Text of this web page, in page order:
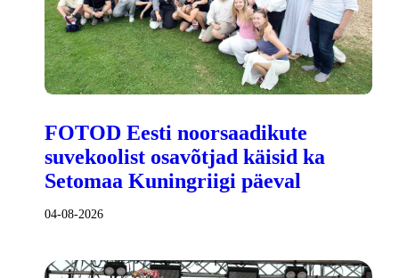
FOTOD Eesti noorsaadikute
suvekoolist osavõtjad käisid ka
Setomaa Kuningriigi päeval
04-08-2026